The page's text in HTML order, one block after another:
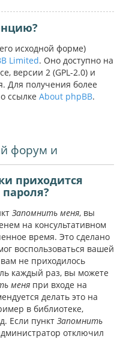
исходной форме)
Limited. Оно доступно на
версии 2 (GPL-2.0) и
Для получения более
ссылке About phpBB.
форум и
приходится
Запомнить меня, вы
на консультативном
время. Это сделано
воспользоваться вашей
не приходилось
каждый раз, вы можете
меня при входе на
делать это на
в библиотеке,
Если пункт Запомнить
отключил